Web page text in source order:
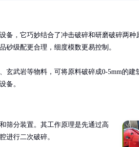
备，它巧妙结合了冲击破碎和研磨破碎两
砂级配更合理，细度模数更易控制。
玄武岩等物料，可将原料破碎成0-5mm的
备。
筛分装置。其工作原理是先通过高
进行二次破碎。